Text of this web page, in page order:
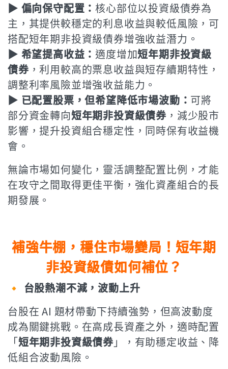
▶ 偏向保守配置： 核心部位以投資級債券為
主，其提供較穩定的利息收益與較低風險，可
搭配短年期非投資級債券增強收益潛力。
▶ 希望提高收益： 適度增加短年期非投資級
債券，利用較高的票息收益與短存續期特性，
調整利率風險並增強收益能力。
▶ 已配置股票，但希望降低市場波動： 可將
部分資金轉向短年期非投資級債券 ，減少股市
影響，提升投資組合穩定性，同時保有收益機
會。
無論市場如何變化，靈活調整配置比例，才能
在攻守之間取得更佳平衡，強化資產組合的長
期發展。
補強牛棚，穩住市場變局！短年期
非投資級債如何補位？
🔸 台股熱潮不減，波動上升
台股在 AI 題材帶動下持續強勢，但高波動度
成為關鍵挑戰。在高成長資產之外，適時配置
「短年期非投資級債券」，有助穩定收益、降
低組合波動風險。